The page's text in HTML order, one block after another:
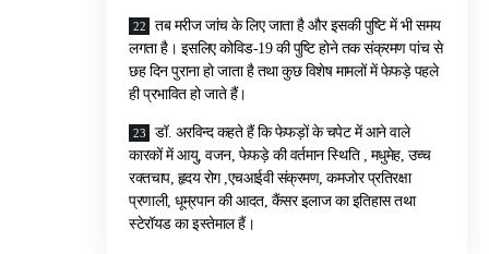
तब मरीज जांच के लिए जाता है और इसकी पुष्टि में भी समय
लगता है। इसलिए कोविड-19 की पुष्टि होने तक संक्रमण पांच से
छह दिन पुराना हो जाता है तथा कुछ विशेष मामलों में फेफड़े पहले
ही प्रभावित हो जाते हैं।
डॉ. अरविन्द कहते हैं कि फेफड़ों के चपेट में आने वाले
कारकों में आयु, वजन, फेफड़े की वर्तमान स्थिति , मधुमेह, उच्च
रक्तचाप, हृदय रोग ,एचआईवी संक्रमण, कमजोर प्रतिरक्षा
प्रणाली, धूम्रपान की आदत, कैंसर इलाज का इतिहास तथा
स्टेरॉयड का इस्तेमाल हैं।